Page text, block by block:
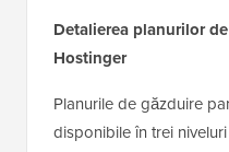
Detalierea planurilor
Hostinger
Planurile de găzduire
disponibile în trei